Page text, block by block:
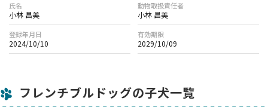
氏名
小林 昌美
動物取扱責任者
小林 昌美
登録年月日
2024/10/10
有効期限
2029/10/09
フレンチブルドッグの子犬一覧